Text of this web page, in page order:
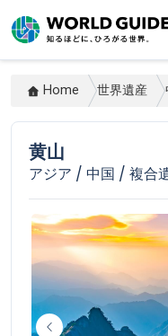
to
main
contentHome 世界遺産
黄山
アジア / 中国 / 複合